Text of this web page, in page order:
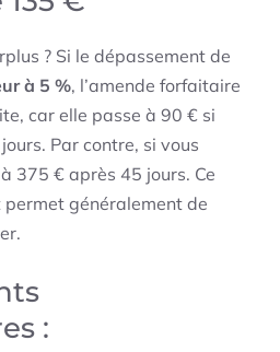
? Si le dépassement de
à 5 %, l’amende forfaitaire
car elle passe à 90 € si
Par contre, si vous
375 € après 45 jours. Ce
généralement de
: